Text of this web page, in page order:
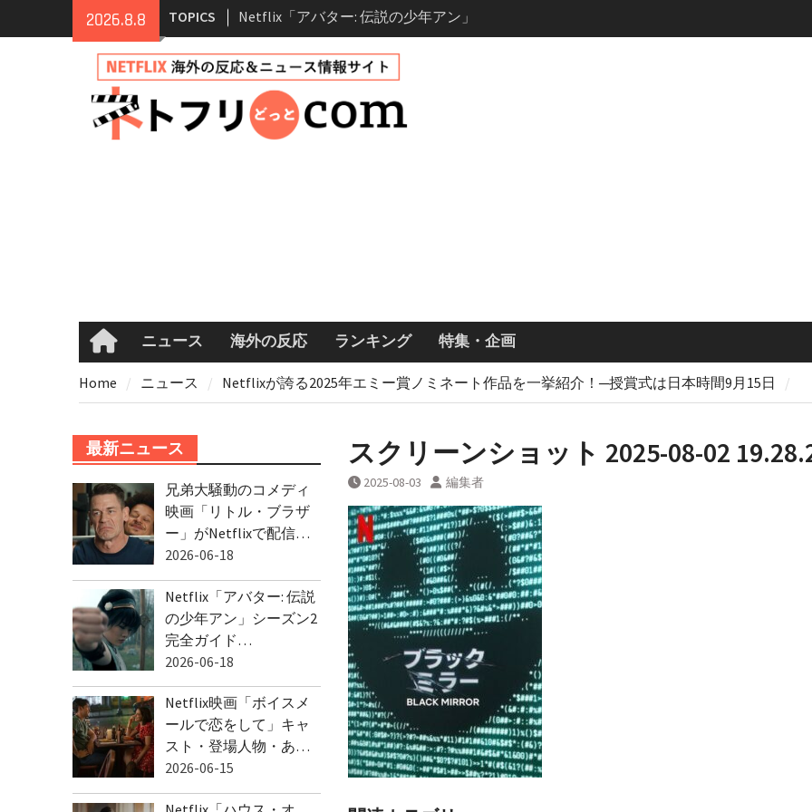
2026.8.8 TOPICS
情報
Netflix映画「ボイスメールで恋をし
て」キャスト・登場人物・あらすじ
まとめ｜ゾーイ・ドゥイッチ主演ロ
マコメ
Netflix「ハウス・オブ・ギネス」シ
ーズン2が更新決定！2027年撮影開始
Homeニュース 海外の反応 ランキング 特集・企画
Home ニュース Netflixが誇る2025年エミー賞ノミネート作品を一挙紹介！─授賞式は日本時間9月15日
スクリーンショット 2025-08-02
2025-08-03 編集者
最新ニュース
兄弟大騒動のコメディ
映画「リトル・ブラザ
ー」がNetflixで配信…
2026-06-18
Netflix「アバター: 伝説
の少年アン」シーズン2
完全ガイド…
2026-06-18
Netflix映画「ボイスメ
ールで恋をして」キャ
スト・登場人物・あ…
2026-06-15